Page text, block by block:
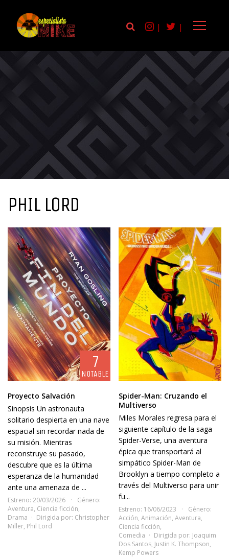
| |
PHIL LORD
7
NOTABLE
Proyecto Salvación
Sinopsis Un astronauta
solitario despierta en una nave
espacial sin recordar nada de
su misión. Mientras
reconstruye su pasado,
descubre que es la última
esperanza de la humanidad
ante una amenaza de ...
Estreno: 20/03/2026
Género:
Aventura, Ciencia ficción,
Drama
Dirigida por: Christopher
Miller, Phil Lord
Spider-Man: Cruzando el
Multiverso
Miles Morales regresa para el
siguiente capítulo de la saga
Spider-Verse, una aventura
épica que transportará al
simpático Spider-Man de
Brooklyn a tiempo completo a
través del Multiverso para unir
fu...
Estreno: 16/06/2023
Género:
Acción,Animación,Aventura,
Ciencia ficción,
Comedia
Dirigida por: Joaquim
Dos Santos, Justin K. Thompson,
Kemp Powers